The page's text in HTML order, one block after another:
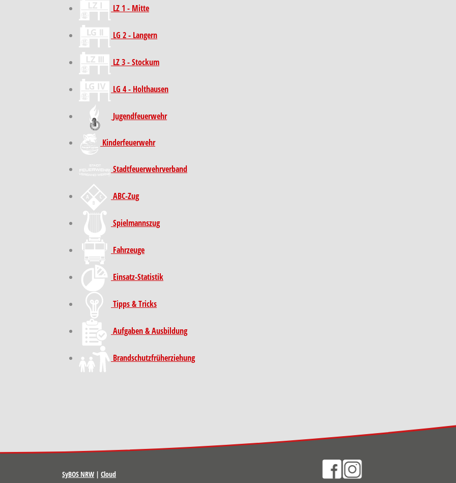
LZ 1 - Mitte
LG 2 - Langern
LZ 3 - Stockum
LG 4 - Holthausen
Jugendfeuerwehr
Kinder­feuer­wehr
Stadt­feuer­wehr­verband
ABC-Zug
Spielmannszug
Fahrzeuge
Einsatz-Statistik
Tipps & Tricks
Aufgaben & Ausbildung
Brand­schutz­früh­erziehung
SyBOS NRW | Cloud